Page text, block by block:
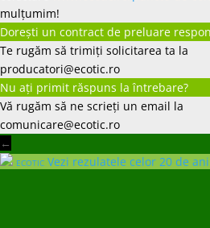
mulțumim!
Dorești un contract de preluare
Te rugăm să trimiți solicitarea ta la
producatori@ecotic.ro
Nu ați primit răspuns la întrebare?
Vă rugăm să ne scrieți un email la
comunicare@ecotic.ro
←
ECOTIC Vezi rezulatele celor 20 de